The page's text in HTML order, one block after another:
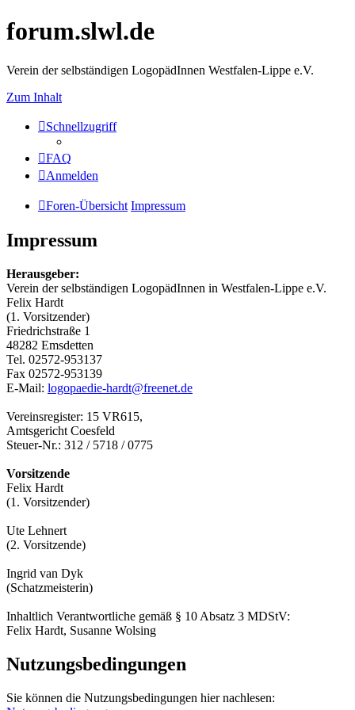
forum.slwl.de
Verein der selbständigen LogopädInnen Westfalen-Lippe e.V.
Zum Inhalt
Schnellzugriff
FAQ
Anmelden
Foren-Übersicht Impressum
Impressum
Herausgeber:
Verein der selbständigen LogopädInnen in Westfalen-Lippe e.V.
Felix Hardt
(1. Vorsitzender)
Friedrichstraße 1
48282 Emsdetten
Tel. 02572-953137
Fax 02572-953139
E-Mail: logopaedie-hardt@freenet.de
Vereinsregister: 15 VR615,
Amtsgericht Coesfeld
Steuer-Nr.: 312 / 5718 / 0775
Vorsitzende
Felix Hardt
(1. Vorsitzender)
Ute Lehnert
(2. Vorsitzende)
Ingrid van Dyk
(Schatzmeisterin)
Inhaltlich Verantwortliche gemäß § 10 Absatz 3 MDStV:
Felix Hardt, Susanne Wolsing
Nutzungsbedingungen
Sie können die Nutzungsbedingungen hier nachlesen: